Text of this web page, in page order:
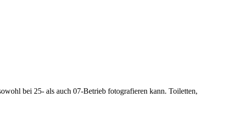
bei 25- als auch 07-Betrieb fotografieren kann. Toiletten,